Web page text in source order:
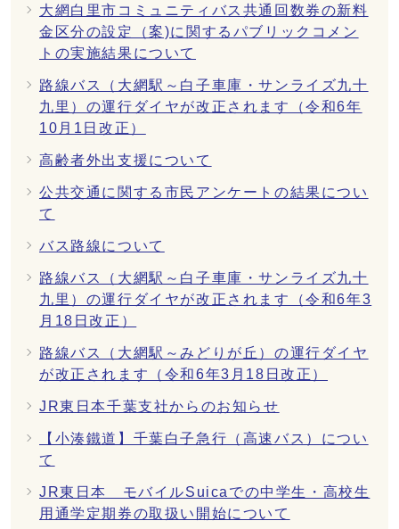
大網白里市コミュニティバス共通回数券の新料
金区分の設定（案)に関するパブリックコメン
トの実施結果について
路線バス（大網駅～白子車庫・サンライズ九十
九里）の運行ダイヤが改正されます（令和6年
10月1日改正）
高齢者外出支援について
公共交通に関する市民アンケートの結果につい
て
バス路線について
路線バス（大網駅～白子車庫・サンライズ九十
九里）の運行ダイヤが改正されます（令和6年3
月18日改正）
路線バス（大網駅～みどりが丘）の運行ダイヤ
が改正されます（令和6年3月18日改正）
JR東日本千葉支社からのお知らせ
【小湊鐵道】千葉白子急行（高速バス）につい
て
JR東日本 モバイルSuicaでの中学生・高校生
用通学定期券の取扱い開始について